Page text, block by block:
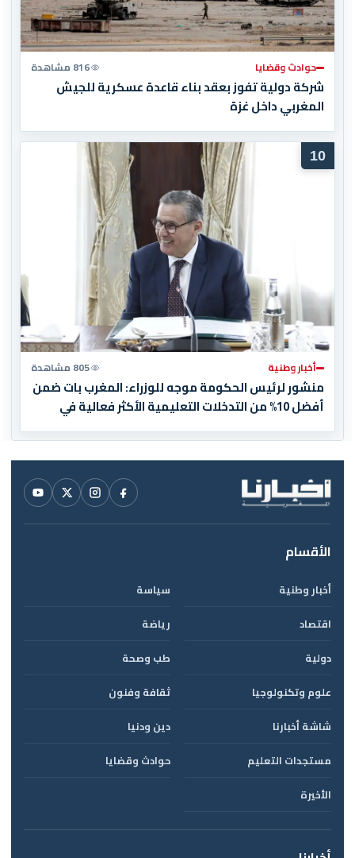
حوادث وقضايا 816 مشاهدة
شركة دولية تفوز بعقد بناء قاعدة عسكرية للجيش
المغربي داخل غزة
10
أخبار وطنية 805 مشاهدة
منشور لرئيس الحكومة موجه للوزراء: المغرب بات ضمن
أفضل 10% من التدخلات التعليمية الأكثر فعالية في
العالم
الأقسام
أخبار وطنية
سياسة
اقتصاد
رياضة
دولية
طب وصحة
علوم وتكنولوجيا
ثقافة وفنون
شاشة أخبارنا
دين ودنيا
مستجدات التعليم
حوادث وقضايا
الأخيرة